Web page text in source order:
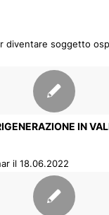
diventare soggetto
IN
il 18.06.2022